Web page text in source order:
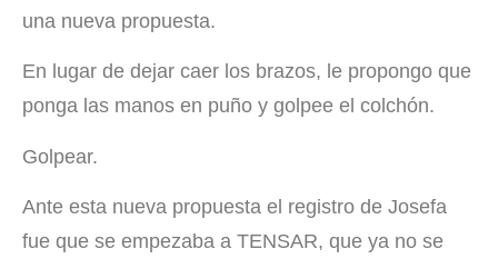
una nueva propuesta.
En lugar de dejar caer los brazos, le propongo que
ponga las manos en puño y golpee el colchón.
Golpear.
Ante esta nueva propuesta el registro de Josefa
fue que se empezaba a TENSAR, que ya no se